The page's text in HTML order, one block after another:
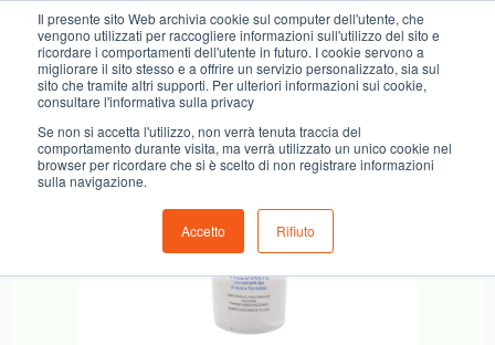
Il presente sito Web archivia cookie sul computer dell'utente, che
vengono utilizzati per raccogliere informazioni sull'utilizzo del sito e
ricordare i comportamenti dell'utente in futuro. I cookie servono a
migliorare il sito stesso e a offrire un servizio personalizzato, sia sul
sito che tramite altri supporti. Per ulteriori informazioni sui cookie,
consultare l'informativa sulla privacy
Se non si accetta l'utilizzo, non verrà tenuta traccia del
comportamento durante visita, ma verrà utilizzato un unico cookie nel
browser per ricordare che si è scelto di non registrare informazioni
sulla navigazione.
Accetto Rifiuto
BAGNOSCHIUMA VELLUTANTE SELEX
- 24%